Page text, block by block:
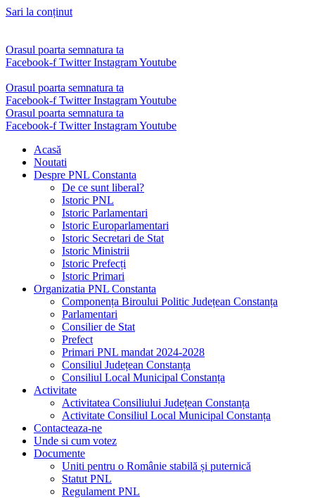
Sari la conținut
Orasul poarta semnatura ta
Facebook-f Twitter InstagramYoutube
Orasul poarta semnatura ta
Facebook-f Twitter InstagramYoutube
Orasul poarta semnatura ta
Facebook-f Twitter InstagramYoutube
Acasă
Noutati
Despre PNL Constanta
De ce sunt liberal?
Istoric PNL
Istoric Parlamentari
Istoric Europarlamentari
Istoric Secretari de Stat
Istoric Ministrii
Istoric Prefecți
Istoric Primari
Organizatia PNL Constanta
Componența Biroului Politic Județean Constanța
Parlamentari
Consilier de Stat
Prefect
Primari PNL mandat 2024-2028
Consiliul Județean Constanța
Consiliul Local Municipal Constanța
Activitate
Activitatea Consiliului Județean Constanța
Activitate Consiliul Local Municipal Constanța
Contacteaza-ne
Unde si cum votez
Documente
Uniti pentru o Românie stabilă și puternică
Statut PNL
Regulament PNL